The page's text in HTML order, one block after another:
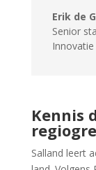
Erik de
Senior
Kennis
Salland leert